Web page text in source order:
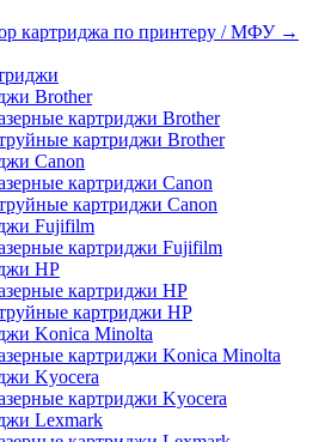
картриджа по принтеру / МФУ →
Brother
картриджи Brother
картриджи Brother
Canon
картриджи Canon
картриджи Canon
Fujifilm
картриджи Fujifilm
HP
картриджи HP
картриджи HP
Konica Minolta
картриджи Konica Minolta
Kyocera
картриджи Kyocera
Lexmark